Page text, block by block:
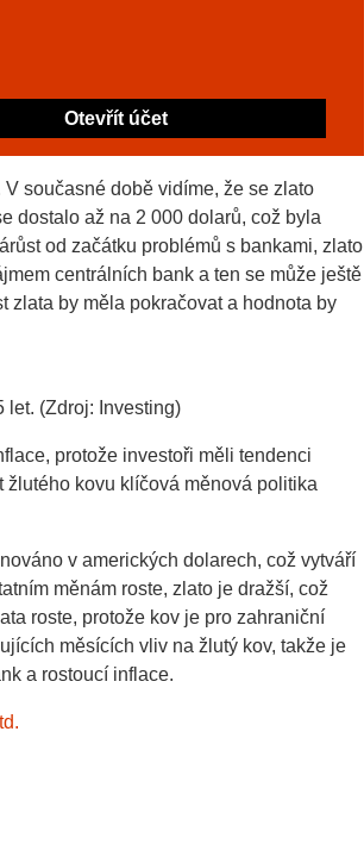
Otevřít účet
současné době vidíme, že se zlato
dostalo až na 2 000 dolarů, což byla
od začátku problémů s bankami, zlato
centrálních bank a ten se může ještě
zlata by měla pokračovat a hodnota by
let. (Zdroj: Investing)
protože investoři měli tendenci
žlutého kovu klíčová měnová politika
v amerických dolarech, což vytváří
měnám roste, zlato je dražší, což
roste, protože kov je pro zahraniční
měsících vliv na žlutý kov, takže je
a rostoucí inflace.